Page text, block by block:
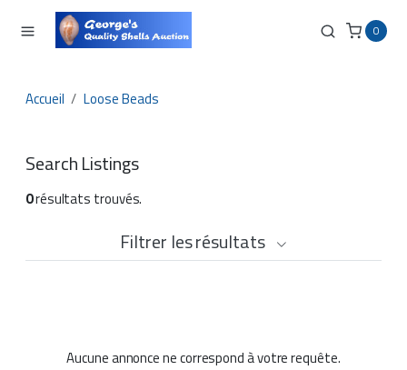
0
Accueil Loose Beads
Search Listings
0résultats trouvés.
Filtrer les résultats
Aucune annonce ne correspond à votre requête.